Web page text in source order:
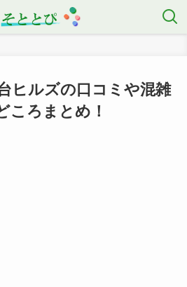
ヒルズの口コミや混雑
ころまとめ！